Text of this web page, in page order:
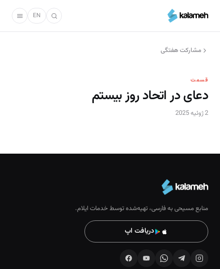
محتوای
EN
مشارکت هفتگی
قسمت
دعای در اتحاد روز بیستم
2 ژوئیه 2025
منابع مسیحی به فارسی، تهیه‌شده توسط خدمات ایلام.
دریافت اپ